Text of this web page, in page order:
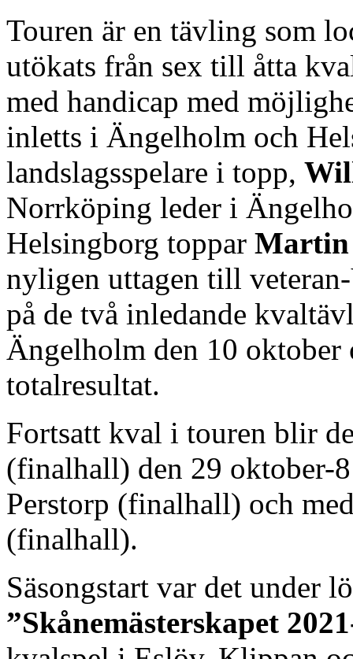
Touren är en tävling som
utökats från sex till åtta
med handicap med
inletts i Ängelholm och
landslagsspelare i topp,
Norrköping leder i
Helsingborg toppar Martin
nyligen uttagen till
på de två inledande
Ängelholm den 10 oktober
totalresultat.
Fortsatt kval i touren blir
(finalhall) den 29 oktober-
Perstorp (finalhall) och
(finalhall).
Säsongstart var det under
”Skånemästerskapet